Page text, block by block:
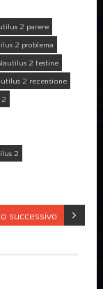
2 parere
2 problema
2 testine
2 recensione
2
successivo